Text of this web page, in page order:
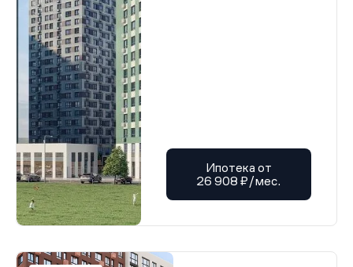
Ипотека от
26 908 ₽/мес.